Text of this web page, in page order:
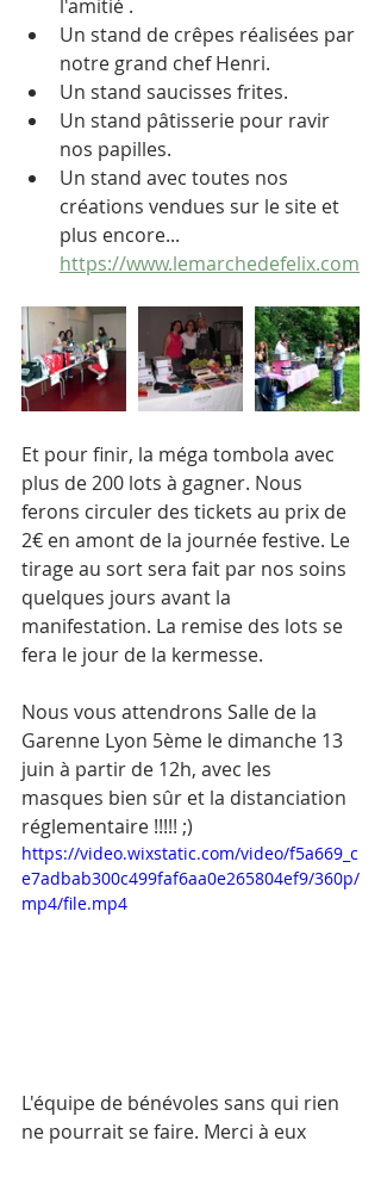
l'amitié .
Un stand de crêpes réalisées par
notre grand chef Henri.
Un stand saucisses frites.
Un stand pâtisserie pour ravir
nos papilles.
Un stand avec toutes nos
créations vendues sur le site et
plus encore...
https://www.lemarchedefelix.com
Et pour finir, la méga tombola avec
plus de 200 lots à gagner. Nous
ferons circuler des tickets au prix de
2€ en amont de la journée festive. Le
tirage au sort sera fait par nos soins
quelques jours avant la
manifestation. La remise des lots se
fera le jour de la kermesse.
Nous vous attendrons Salle de la
Garenne Lyon 5ème le dimanche 13
juin à partir de 12h, avec les
masques bien sûr et la distanciation
réglementaire !!!!! ;)
https://video.wixstatic.com/video/f5a669_c
e7adbab300c499faf6aa0e265804ef9/360p/
mp4/file.mp4
L'équipe de bénévoles sans qui rien
ne pourrait se faire. Merci à eux